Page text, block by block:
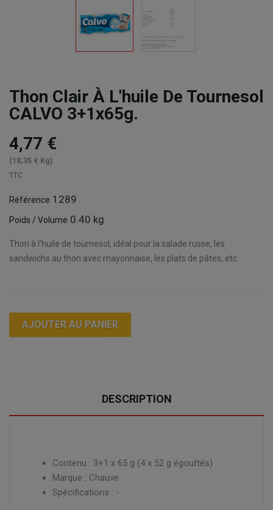
Thon Clair À L'huile De Tournesol
CALVO 3+1x65g.
4,77 €
(18,35 € Kg)
TTC
Référence 1289
Poids / Volume 0.40 kg
Thon à l'huile de tournesol, idéal pour la salade russe, les
sandwichs au thon avec mayonnaise, les plats de pâtes, etc.
AJOUTER AU PANIER
DESCRIPTION
Contenu : 3+1 x 65 g (4 x 52 g égouttés)
Marque : Chauve
Spécifications : -